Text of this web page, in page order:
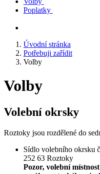
Poplatky
Úvodní stránka
Potřebuji zařídit
Volby
Volby
Volební okrsky
Roztoky jsou rozdělené do
Sídlo volebního okrsku
252 63 Roztoky
Pozor, volební